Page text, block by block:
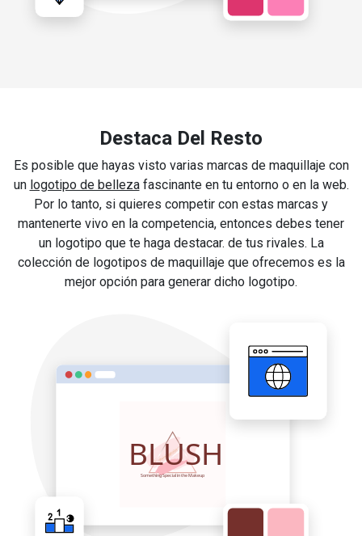
Destaca Del Resto
Es posible que hayas visto varias marcas de maquillaje con
un logotipo de bellezafascinante en tu entorno o en la web.
Por lo tanto, si quieres competir con estas marcas y
mantenerte vivo en la competencia, entonces debes tener
un logotipo que te haga destacar. de tus rivales. La
colección de logotipos de maquillaje que ofrecemos es la
mejor opción para generar dicho logotipo.